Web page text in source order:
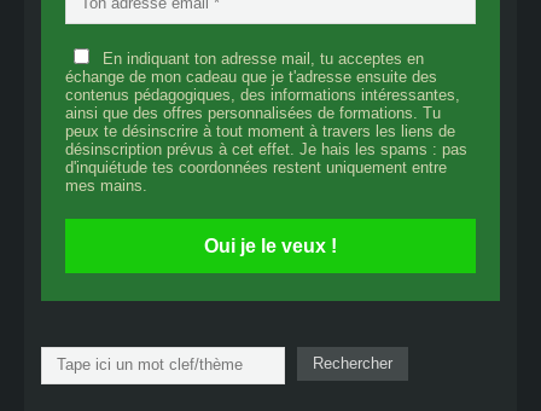
En indiquant ton adresse mail, tu acceptes en
échange de mon cadeau que je t'adresse ensuite des
contenus pédagogiques, des informations intéressantes,
ainsi que des offres personnalisées de formations. Tu
peux te désinscrire à tout moment à travers les liens de
désinscription prévus à cet effet. Je hais les spams : pas
d'inquiétude tes coordonnées restent uniquement entre
mes mains.
Oui je le veux !
Rechercher Rechercher